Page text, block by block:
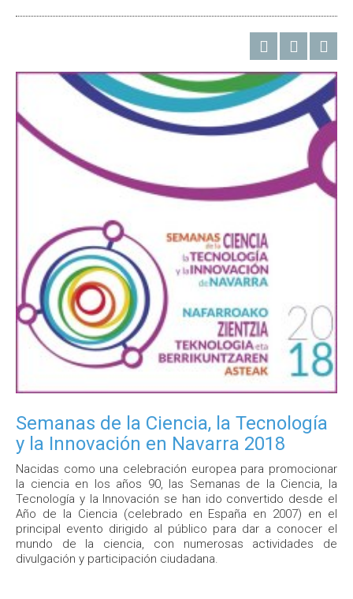
Semanas de la Ciencia, la Tecnología
y la Innovación en Navarra 2018
Nacidas como una celebración europea para promocionar
la ciencia en los años 90, las Semanas de la Ciencia, la
Tecnología y la Innovación se han ido convertido desde el
Año de la Ciencia (celebrado en España en 2007) en el
principal evento dirigido al público para dar a conocer el
mundo de la ciencia, con numerosas actividades de
divulgación y participación ciudadana.